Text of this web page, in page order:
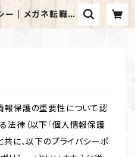
ー | メガネ転職コ
インショップ
報保護の重要性について認
法律（以下「個人情報保護
共に、以下のプライバシーポ